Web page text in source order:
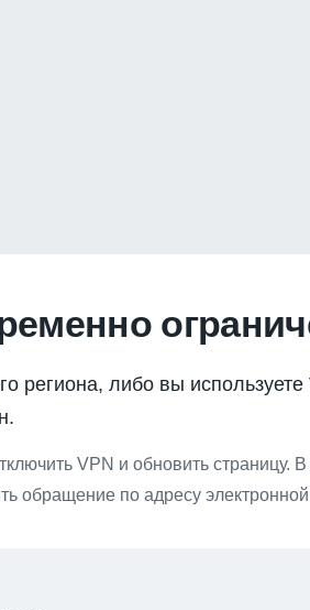
региона, либо вы используете
VPN и обновить страницу.
обращение по адресу